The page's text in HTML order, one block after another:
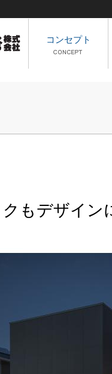
コンセプト
もデザイン